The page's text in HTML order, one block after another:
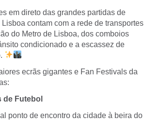
em direto das grandes partidas de
contam com a rede de transportes
do Metro de Lisboa, dos comboios
condicionado e a escassez de
ecrãs gigantes e Fan Festivals da
de Futebol
ponto de encontro da cidade à beira do